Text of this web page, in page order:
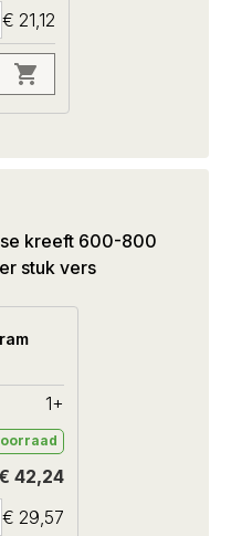
€ 21,12
kreeft 600-800
stuk vers
1+
42,24
€ 29,57